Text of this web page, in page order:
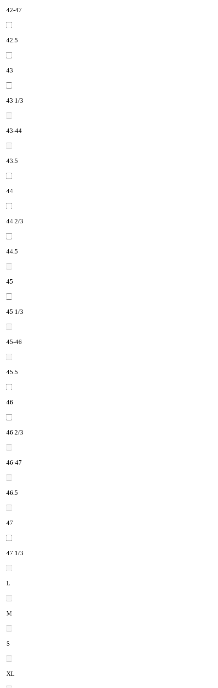
42-47
42.5
43
43 1/3
43-44
43.5
44
44 2/3
44.5
45
45 1/3
45-46
45.5
46
46 2/3
46-47
46.5
47
47 1/3
L
M
S
XL